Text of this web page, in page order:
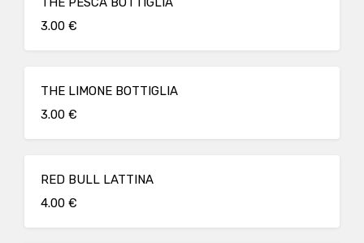
3.00 €
THE LIMONE BOTTIGLIA
3.00 €
RED BULL LATTINA
4.00 €